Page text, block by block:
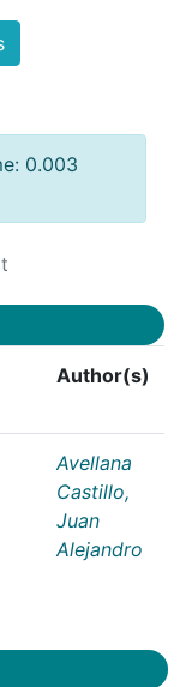
0.003
Author(s)
Avellana
Castillo,
Juan
Alejandro